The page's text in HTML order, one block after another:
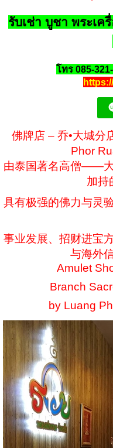
รับเช่า บูชา พระเค
โทร 085-
佛牌店 – 乔•大城分
Phor
由泰国著名高僧——
加持
具有极强的佛力与灵
事业发展、招财进宝
与海外
Amulet
Branch
by Luang